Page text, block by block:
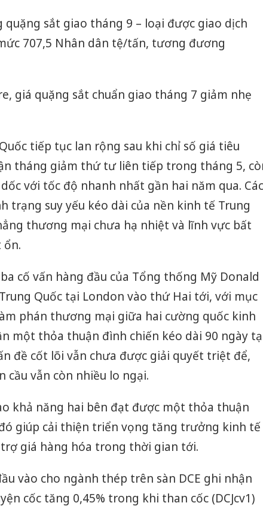
quặng sắt giao tháng 9 – loại được giao dịch
707,5 Nhân dân tệ/tấn, tương đương
giá quặng sắt chuẩn giao tháng 7 giảm nhẹ
tiếp tục lan rộng sau khi chỉ số giá tiêu
tháng giảm thứ tư liên tiếp trong tháng 5,
với tốc độ nhanh nhất gần hai năm qua. Các
trạng suy yếu kéo dài của nền kinh tế Trung
thương mại chưa hạ nhiệt và lĩnh vực bất
ổn.
cố vấn hàng đầu của Tổng thống Mỹ Donald
Quốc tại London vào thứ Hai tới, với mục
phán thương mại giữa hai cường quốc kinh
một thỏa thuận đình chiến kéo dài 90 ngày
đề cốt lõi vẫn chưa được giải quyết triệt để,
vẫn còn nhiều lo ngại.
khả năng hai bên đạt được một thỏa thuận
giúp cải thiện triển vọng tăng trưởng kinh tế
giá hàng hóa trong thời gian tới.
vào cho ngành thép trên sàn DCE ghi nhận
cốc tăng 0,45% trong khi than cốc (DCJcv1)
Cà
công
kinh
Công
án sản
bán
Thanh